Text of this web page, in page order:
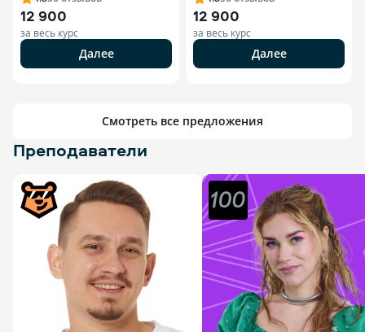
12 900
за весь курс
Далее
12 900
за весь курс
Далее
Смотреть все предложения
Преподаватели